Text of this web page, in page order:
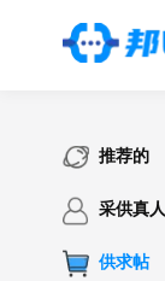
推荐的
采供真人
供求帖